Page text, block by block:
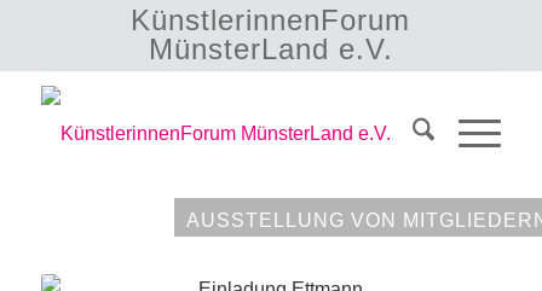
KünstlerinnenForum
MünsterLand e.V.
AUSSTELLUNG VON